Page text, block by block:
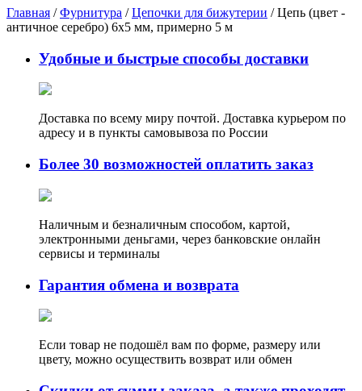
Главная /Фурнитура /Цепочки для бижутерии / Цепь (цвет -
античное серебро) 6х5 мм, примерно 5 м
Удобные и быстрые способы доставки
Доставка по всему миру почтой. Доставка курьером по
адресу и в пункты самовывоза по России
Более 30 возможностей оплатить заказ
Наличным и безналичным способом, картой,
электронными деньгами, через банковские онлайн
сервисы и терминалы
Гарантия обмена и возврата
Если товар не подошёл вам по форме, размеру или
цвету, можно осуществить возврат или обмен